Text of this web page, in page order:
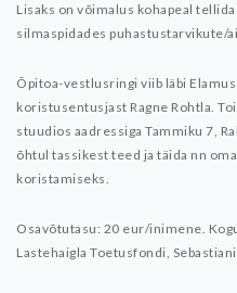
Lisaks on võimalus kohapeal
silmaspidades puhastustarvikute/
Õpitoa-vestlusringi viib läbi
koristusentusjast Ragne Rohtla.
stuudios aadressiga Tammiku 7,
õhtul tassikest teed ja täida nn
koristamiseks.
Osavõtutasu: 20 eur/inimene.
Lastehaigla Toetusfondi,